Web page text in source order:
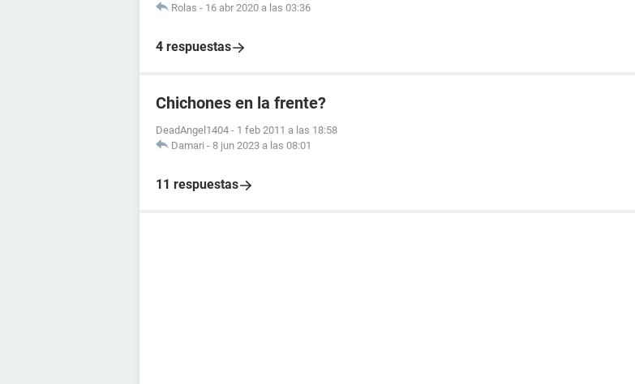
Rolas - 16 abr 2020 a las 03:36
4 respuestas
Chichones en la frente?
DeadAngel1404 - 1 feb 2011 a las 18:58
Damari - 8 jun 2023 a las 08:01
11 respuestas